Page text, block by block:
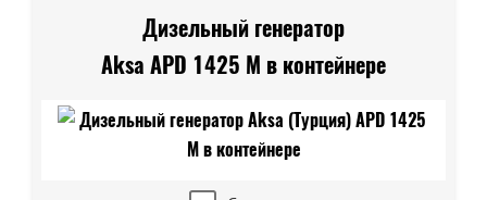
Дизельный генератор
Aksa APD 1425 M в контейнере